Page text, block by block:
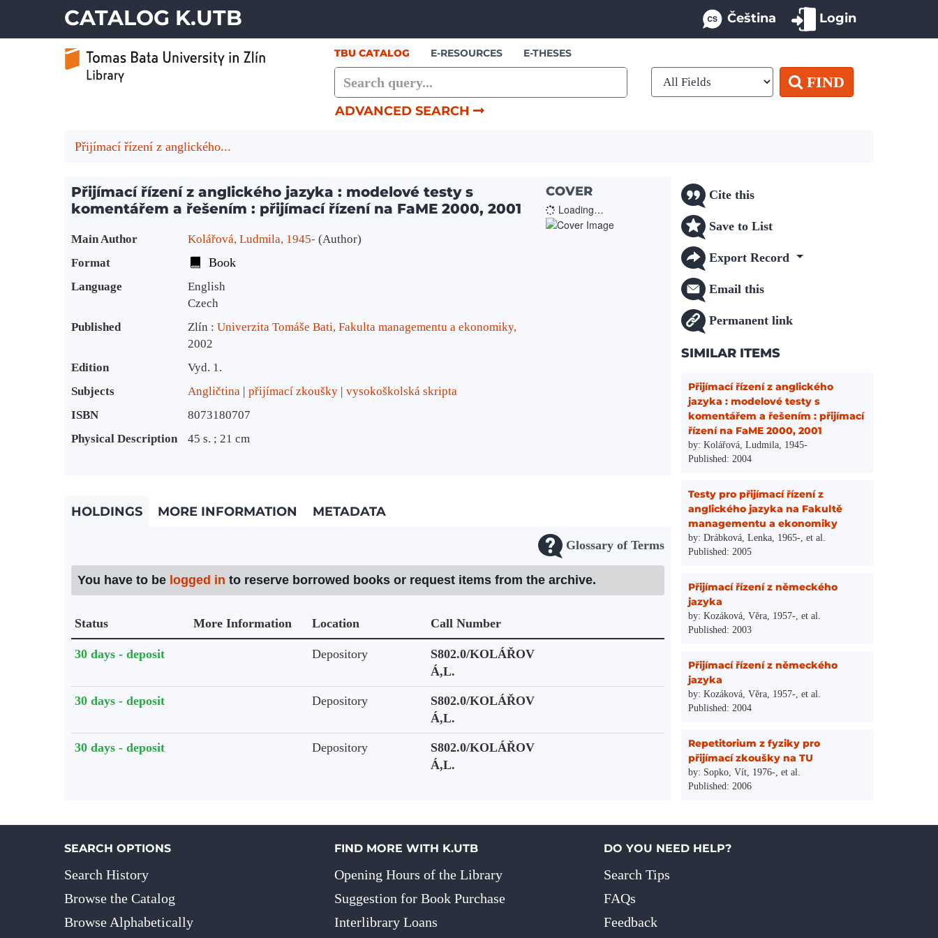
CATALOG K.UTB Čeština Login
TBU CATALOG E-RESOURCES E-THESES
FIND
ADVANCED SEARCH
Přijímací řízení z anglického...
Přijímací řízení z anglického jazyka : modelové testy s
komentářem a řešením : přijímací řízení na FaME 2000, 2001
Bibliographic Details
Main Author Kolářová, Ludmila, 1945- (Author)
Format
Book
Language
English
Czech
Published
Zlín : Univerzita Tomáše Bati, Fakulta managementu a ekonomiky,
2002
Edition
Vyd. 1.
Subjects
Angličtina přijímací zkoušky
vysokoškolská skripta
ISBN
8073180707
Physical Description
45 s. ; 21 cm
COVER
Loading…
HOLDINGS MORE INFORMATION METADATA
Glossary of Terms
You have to be logged in to reserve borrowed books or request items from the archive.
Status More Information Location
Call Number
Holdings details from Knihovna UTB
30 days - deposit Depository
S802.0/KOLÁŘOV
Á,L.
30 days - deposit Depository
S802.0/KOLÁŘOV
Á,L.
30 days - deposit Depository
S802.0/KOLÁŘOV
Á,L.
Cite this
Save to List
Export Record
Email this
Permanent link
SIMILAR ITEMS
Přijímací řízení z anglického
jazyka : modelové testy s
komentářem a řešením : přijímací
řízení na FaME 2000, 2001
by: Kolářová, Ludmila, 1945-
Published: 2004
Testy pro přijímací řízení z
anglického jazyka na Fakultě
managementu a ekonomiky
by: Drábková, Lenka, 1965-, et al.
Published: 2005
Přijímací řízení z německého
jazyka
by: Kozáková, Věra, 1957-, et al.
Published: 2003
Přijímací řízení z německého
jazyka
by: Kozáková, Věra, 1957-, et al.
Published: 2004
Repetitorium z fyziky pro
přijímací zkoušky na TU
by: Sopko, Vít, 1976-, et al.
Published: 2006
SEARCH OPTIONS
Search History
Browse the Catalog
Browse Alphabetically
FIND MORE WITH K.UTB
Opening Hours of the Library
Suggestion for Book Purchase
Interlibrary Loans
DO YOU NEED HELP?
Search Tips
FAQs
Feedback